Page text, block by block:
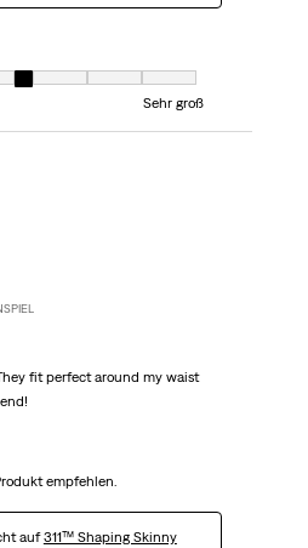
1 gleich Sehr klein ist und 7 gleich Sehr groß
Sehr groß
fit perfect around my waist
empfehlen.
auf311™ Shaping Skinny